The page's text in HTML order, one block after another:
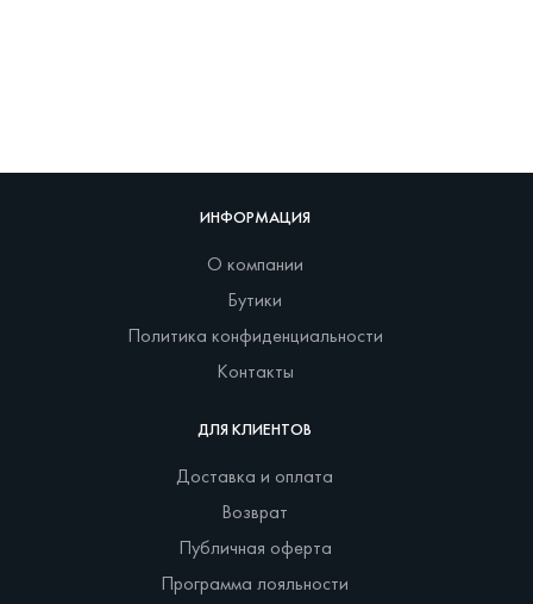
ИНФОРМАЦИЯ
О компании
Бутики
Политика конфиденциальности
Контакты
ДЛЯ КЛИЕНТОВ
Доставка и оплата
Возврат
Публичная оферта
Программа лояльности